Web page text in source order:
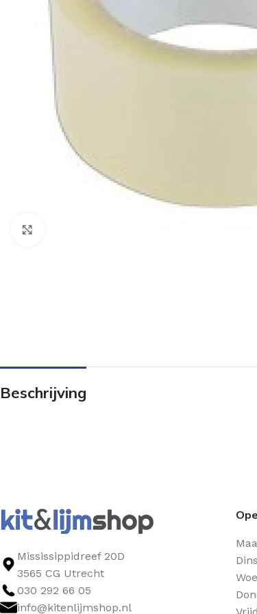
Beschrijving
Mississippidreef 20D
3565 CG Utrecht
030 292 66 05
info@kitenlijmshop.nl